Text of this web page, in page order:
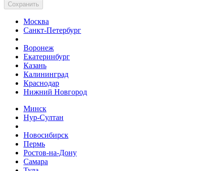
Сохранить
Москва
Санкт-Петербург
Воронеж
Екатеринбург
Казань
Калининград
Краснодар
Нижний Новгород
Минск
Нур-Султан
Новосибирск
Пермь
Ростов-на-Дону
Самара